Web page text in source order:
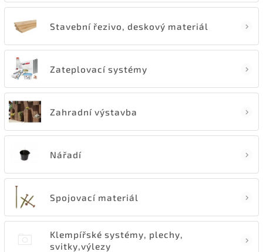
Stavební řezivo, deskový materiál
Zateplovací systémy
Zahradní výstavba
Nářadí
Spojovací materiál
Klempířské systémy, plechy,
svitky,výlezy